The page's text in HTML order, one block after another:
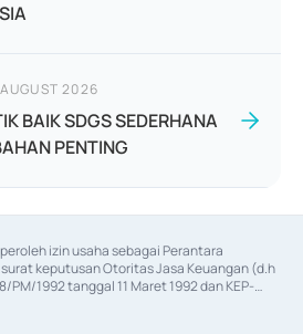
2026
BAIK SDGS SEDERHANA
PENTING
izin usaha sebagai Perantara
keputusan Otoritas Jasa Keuangan (d.h
PM/1992 tanggal 11 Maret 1992 dan KEP-
2014, izin usaha sebagai Penjamin Emisi
Otoritas Jasa Keuangan Nomor KEP-